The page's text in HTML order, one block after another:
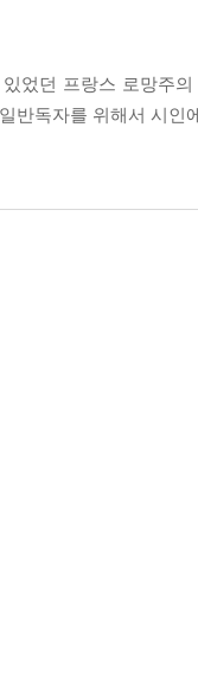
었던 프랑스 로망주
반독자를 위해서 시